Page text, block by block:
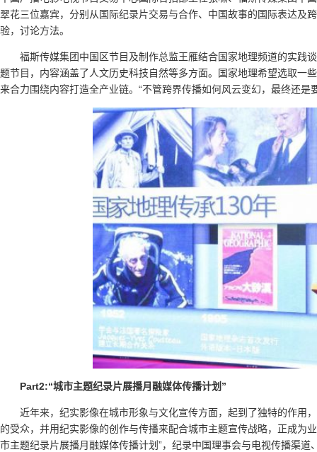
翠花三位嘉宾，分别从国际纪录片交易与合作、中国故事的国际表达及
验，讨论方法。
福斯传媒集团中国区节目及制作总监王雁结合国家地理频道的实践
题节目，内容涵盖了人文历史科技自然等多方面。国家地理希望选取一
来合力围绕内容打造全产业链。“不管跨界传播如何风云变幻，最终还是
Part2:“城市主题纪录片展播月融媒体传播计划”
近年来，纪实影像在城市形象与文化宣传方面，起到了独特的作用
的受众，并用纪实影像的创作与传播来配合城市主题宣传战略，正成为
市主题纪录片展播月融媒体传播计划”，纪录中国理事会与电视传播渠